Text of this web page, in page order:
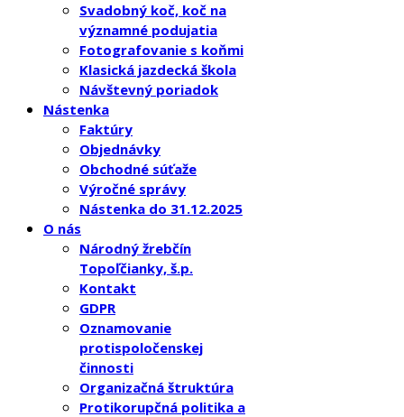
Svadobný koč, koč na
významné podujatia
Fotografovanie s koňmi
Klasická jazdecká škola
Návštevný poriadok
Nástenka
Faktúry
Objednávky
Obchodné súťaže
Výročné správy
Nástenka do 31.12.2025
O nás
Národný žrebčín
Topoľčianky, š.p.
Kontakt
GDPR
Oznamovanie
protispoločenskej
činnosti
Organizačná štruktúra
Protikorupčná politika a